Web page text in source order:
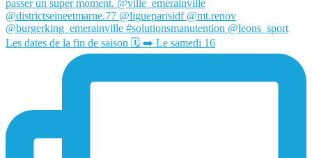
Les dates de la fin de saison 🗓️ ➡️ Le samedi 16